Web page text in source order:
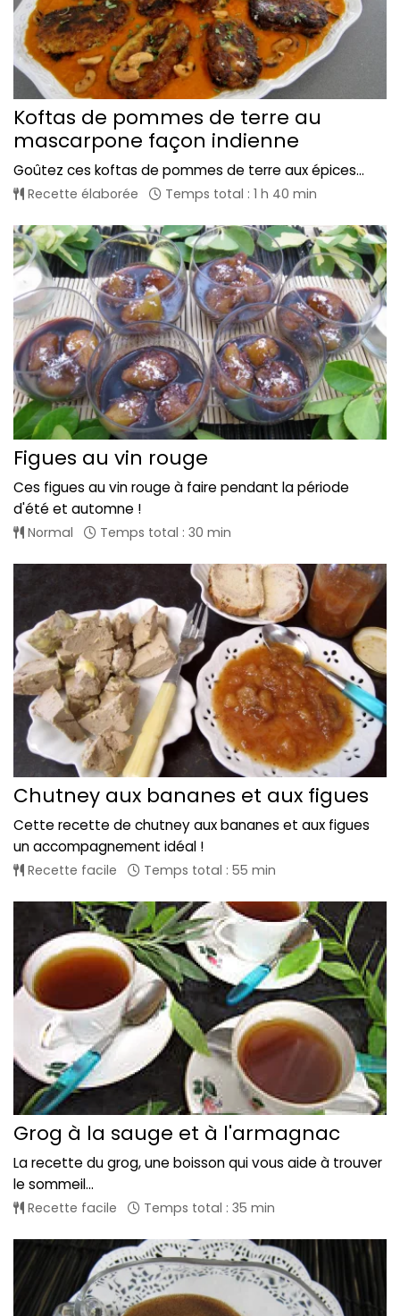
Koftas de pommes de terre au
mascarpone façon indienne
Goûtez ces koftas de pommes de terre aux épices...
Recette élaborée Temps total : 1 h 40 min
Figues au vin rouge
Ces figues au vin rouge à faire pendant la période
d'été et automne !
Normal Temps total : 30 min
Chutney aux bananes et aux figues
Cette recette de chutney aux bananes et aux figues
un accompagnement idéal !
Recette facile Temps total : 55 min
Grog à la sauge et à l'armagnac
La recette du grog, une boisson qui vous aide à trouver
le sommeil...
Recette facile Temps total : 35 min